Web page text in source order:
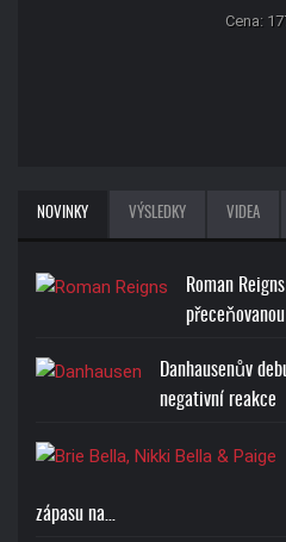
Cena:
NOVINKY VÝSLEDKY VIDEA
Roman
Danhausenův
negativní reakce
zápasu na…